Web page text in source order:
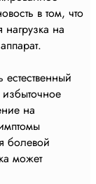
в том, что
нагрузка на
на
болевой
может